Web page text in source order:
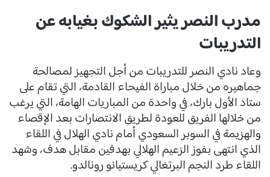
مدرب النصر يثير الشكوك بغيابه عن
التدريبات
وعاد نادي النصر للتدريبات من أجل التجهيز لمصالحة
جماهيره من خلال مباراة الفيحاء القادمة، التي تقام على
ستاد الأول بارك، في واحدة من المباريات الهامة، التي يرغب
من خلالها الفريق للعودة لطريق الانتصارات بعد الإقصاء
والهزيمة في السوبر السعودي أمام نادي الهلال في اللقاء
الذي انتهى بفوز الزعيم الهلالي بهدفين مقابل هدف، وشهد
اللقاء طرد النجم البرتغالي كريستيانو رونالدو.